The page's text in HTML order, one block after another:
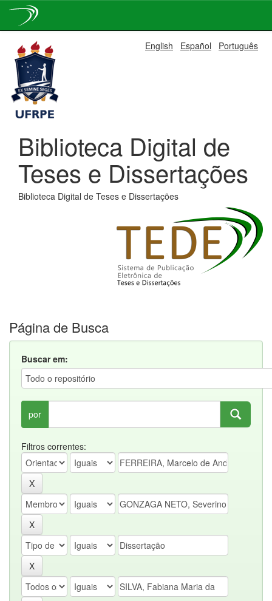
navigation
English Español Português
Biblioteca Digital de
Teses e Dissertações
Biblioteca Digital de Teses e Dissertações
Página de Busca
Buscar em:
por
Filtros correntes: